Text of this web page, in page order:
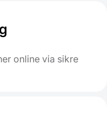
online via sikre